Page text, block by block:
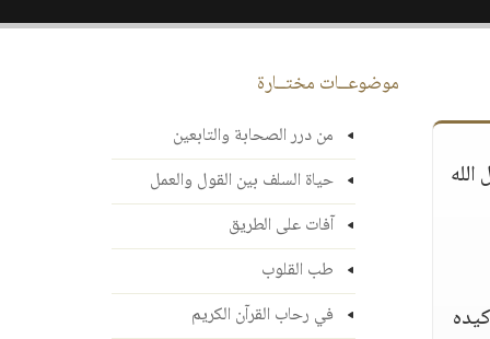
موضوعــات مختــارة
من درر الصحابة والتابعين
حياة السلف بين القول والعمل
آفات على الطريق
طب القلوب
في رحاب القرآن الكريم